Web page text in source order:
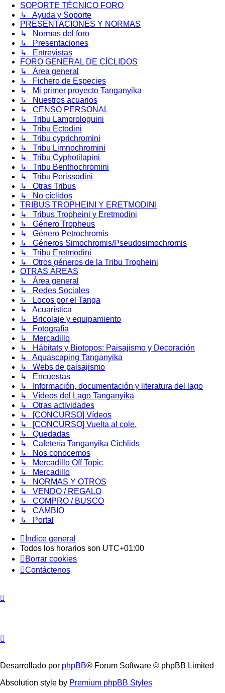
SOPORTE TÉCNICO FORO
↳ Ayuda y Soporte
PRESENTACIONES Y NORMAS
↳ Normas del foro
↳ Presentaciones
↳ Entrevistas
FORO GENERAL DE CÍCLIDOS
↳ Área general
↳ Fichero de Especies
↳ Mi primer proyecto Tanganyika
↳ Nuestros acuarios
↳ CENSO PERSONAL
↳ Tribu Lamprologuini
↳ Tribu Ectodini
↳ Tribu cyprichromini
↳ Tribu Limnochromini
↳ Tribu Cyphotilapini
↳ Tribu Benthochromini
↳ Tribu Perissodini
↳ Otras Tribus
↳ No cíclidos
TRIBUS TROPHEINI Y ERETMODINI
↳ Tribus Tropheini y Eretmodini
↳ Género Tropheus
↳ Género Petrochromis
↳ Géneros Simochromis/Pseudosimochromis
↳ Tribu Eretmodini
↳ Otros géneros de la Tribu Tropheini
OTRAS ÁREAS
↳ Área general
↳ Redes Sociales
↳ Locos por el Tanga
↳ Acuarística
↳ Bricolaje y equipamiento
↳ Fotografía
↳ Mercadillo
↳ Hábitats y Biotopos: Paisajismo y Decoración
↳ Aquascaping Tanganyika
↳ Webs de paisajismo
↳ Encuestas
↳ Información, documentación y literatura del lago
↳ Vídeos del Lago Tanganyika
↳ Otras actividades
↳ [CONCURSO] Vídeos
↳ [CONCURSO] Vuelta al cole.
↳ Quedadas
↳ Cafetería Tanganyika Cichlids
↳ Nos conocemos
↳ Mercadillo Off Topic
↳ Mercadillo
↳ NORMAS Y OTROS
↳ VENDO / REGALO
↳ COMPRO / BUSCO
↳ CAMBIO
↳ Portal
Índice general
Todos los horarios son UTC+01:00
Borrar cookies
Contáctenos
Desarrollado por phpBB® Forum Software © phpBB Limited
Absolution style by Premium phpBB Styles